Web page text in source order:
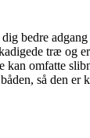
bedre
træ og
kan omfatte
så den er